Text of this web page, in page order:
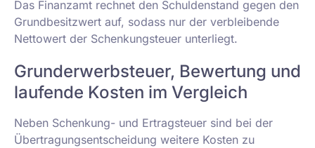
Das Finanzamt rechnet den Schuldenstand gegen den
Grundbesitzwert auf, sodass nur der verbleibende
Nettowert der Schenkungsteuer unterliegt.
Grunderwerbsteuer, Bewertung und
laufende Kosten im Vergleich
Neben Schenkung- und Ertragsteuer sind bei der
Übertragungsentscheidung weitere Kosten zu